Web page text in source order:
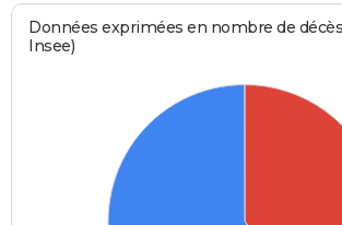
Données exprimées en nombre de
Insee)